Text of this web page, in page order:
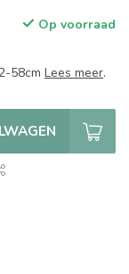
Op voorraad
58cm Lees meer.